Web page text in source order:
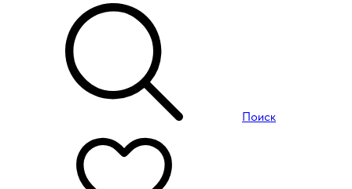
Поиск